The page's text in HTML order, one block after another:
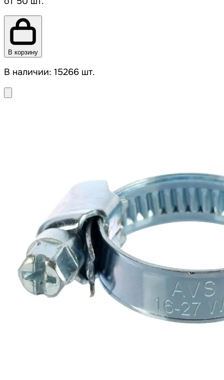
В корзину
В наличии: 15266 шт.